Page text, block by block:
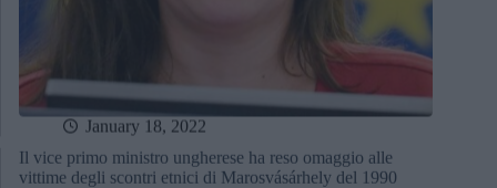
January 18, 2022
Il vice primo ministro ungherese ha reso omaggio alle
vittime degli scontri etnici di Marosvásárhely del 1990